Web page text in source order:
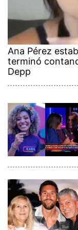
Ana Pérez
terminó
Depp